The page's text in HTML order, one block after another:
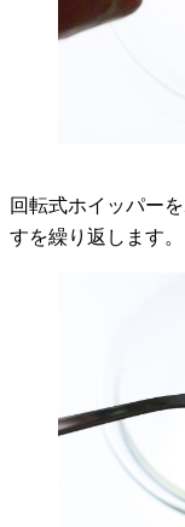
回転式ホイッパー
すを繰り返します。